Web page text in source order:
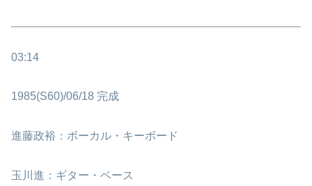
03:14
1985(S60)/06/18 完成
進藤政裕：ボーカル・キーボード
玉川進：ギター・ベース